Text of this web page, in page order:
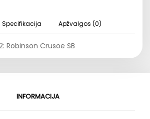
Specifikacija Apžvalgos (0)
Robinson Crusoe SB
INFORMACIJA